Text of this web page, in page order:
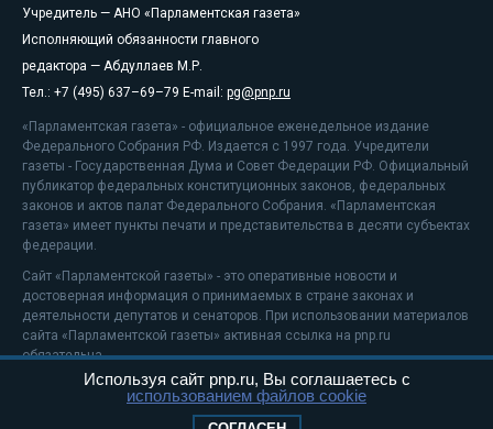
Учредитель — АНО «Парламентская газета»
Исполняющий обязанности главного
редактора — Абдуллаев М.Р.
Тел.: +7 (495) 637–69–79 E-mail: pg@pnp.ru
«Парламентская газета» - официальное еженедельное издание
Федерального Собрания РФ. Издается с 1997 года. Учредители
газеты - Государственная Дума и Совет Федерации РФ. Официальный
публикатор федеральных конституционных законов, федеральных
законов и актов палат Федерального Собрания. «Парламентская
газета» имеет пункты печати и представительства в десяти субъектах
федерации.
Сайт «Парламентской газеты» - это оперативные новости и
достоверная информация о принимаемых в стране законах и
деятельности депутатов и сенаторов. При использовании материалов
сайта «Парламентской газеты» активная ссылка на pnp.ru
обязательна.
На информационном ресурсе применяютсярекомендательные
Используя сайт pnp.ru, Вы соглашаетесь с
использованием файлов cookie